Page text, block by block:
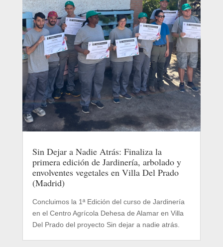
Sin Dejar a Nadie Atrás: Finaliza la
primera edición de Jardinería, arbolado y
envolventes vegetales en Villa Del Prado
(Madrid)
Concluimos la 1ª Edición del curso de Jardinería
en el Centro Agrícola Dehesa de Alamar en Villa
Del Prado del proyecto Sin dejar a nadie atrás.